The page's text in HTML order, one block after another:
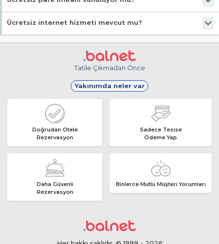
Evet, ücretsiz park imkanı mevcut.
Ücretsiz internet hizmeti mevcut mu?
Evet, ücretsiz internet hizmeti sunuluyor.
Tatile Çıkmadan Önce
Yakınımda neler var
Doğrudan Otele
Rezervasyon
Sadece Tesise
Ödeme Yap
Daha Güvenli
Rezervasyon
Binlerce Mutlu Müşteri Yorumları